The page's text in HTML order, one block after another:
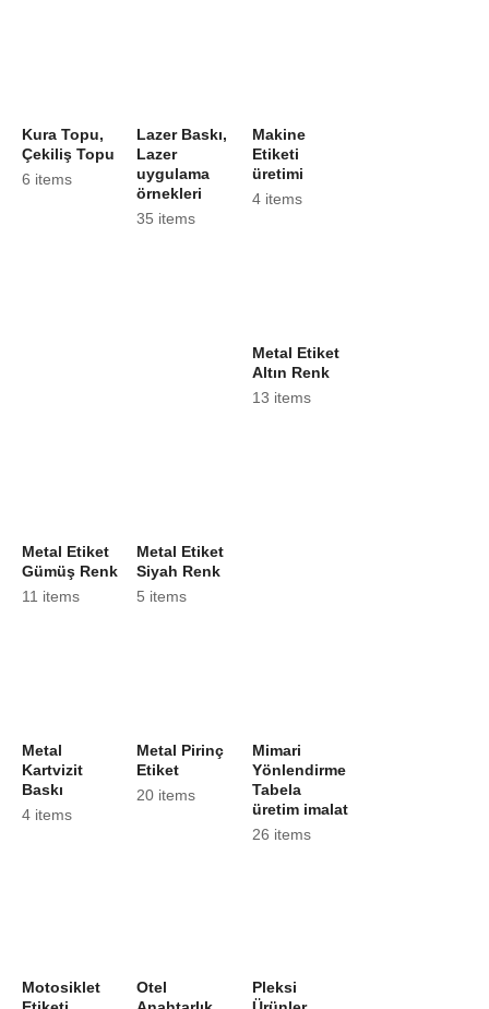
Kura Topu,
Çekiliş Topu
6 items
Lazer Baskı,
Lazer
uygulama
örnekleri
35 items
Makine
Etiketi
üretimi
4 items
Metal Etiket
Altın Renk
13 items
Metal Etiket
Gümüş Renk
11 items
Metal Etiket
Siyah Renk
5 items
Metal
Kartvizit
Baskı
4 items
Metal Pirinç
Etiket
20 items
Mimari
Yönlendirme
Tabela
üretim imalat
26 items
Motosiklet
Otel
Pleksi